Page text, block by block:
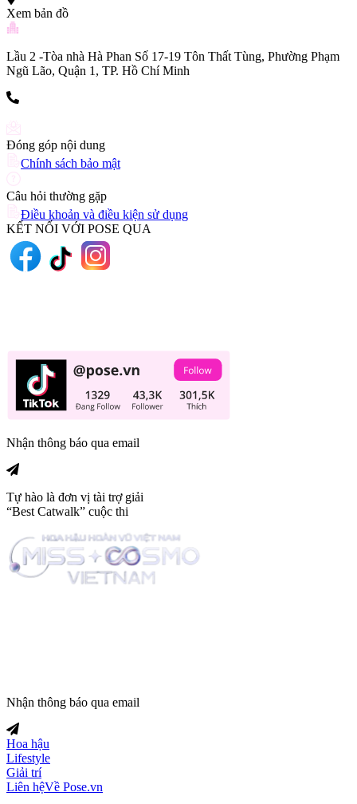
Xem bản đồ
Lầu 2 -Tòa nhà Hà Phan Số 17-19 Tôn Thất Tùng, Phường Phạm
Ngũ Lão, Quận 1, TP. Hồ Chí Minh
Đóng góp nội dung
Chính sách bảo mật
Câu hỏi thường gặp
Điều khoản và điều kiện sử dụng
KẾT NỐI VỚI POSE QUA
Nhận thông báo qua email
Tự hào là đơn vị tài trợ giải
“Best Catwalk” cuộc thi
Nhận thông báo qua email
Hoa hậu
Lifestyle
Giải trí
Liên hệVề Pose.vn